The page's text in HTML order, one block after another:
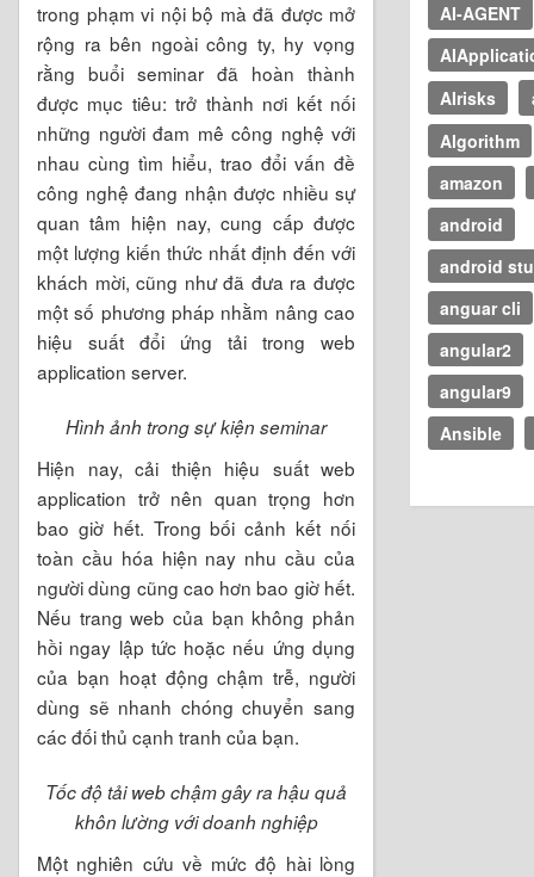
trong phạm vi nội bộ mà đã được mở
rộng ra bên ngoài công ty, hy vọng
rằng buổi seminar đã hoàn thành
được mục tiêu: trở thành nơi kết nối
những người đam mê công nghệ với
nhau cùng tìm hiểu, trao đổi vấn đề
công nghệ đang nhận được nhiều sự
quan tâm hiện nay, cung cấp được
một lượng kiến thức nhất định đến với
khách mời, cũng như đã đưa ra được
một số phương pháp nhằm nâng cao
hiệu suất đổi ứng tải trong web
application server.
Hình ảnh trong sự kiện seminar
Hiện nay, cải thiện hiệu suất web
application trở nên quan trọng hơn
bao giờ hết. Trong bối cảnh kết nối
toàn cầu hóa hiện nay nhu cầu của
người dùng cũng cao hơn bao giờ hết.
Nếu trang web của bạn không phản
hồi ngay lập tức hoặc nếu ứng dụng
của bạn hoạt động chậm trễ, người
dùng sẽ nhanh chóng chuyển sang
các đối thủ cạnh tranh của bạn.
Tốc độ tải web chậm gây ra hậu quả
khôn lường với doanh nghiệp
Một nghiên cứu về mức độ hài lòng
AI-AGENT
AIrisks
Algorithm
amazon
android
android
anguar cli
angular2
angular9
Ansible